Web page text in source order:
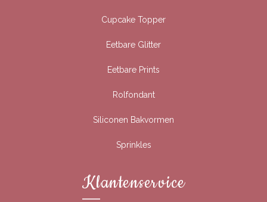
Cupcake Topper
Eetbare Glitter
Eetbare Prints
Rolfondant
Siliconen Bakvormen
Sprinkles
Klantenservice